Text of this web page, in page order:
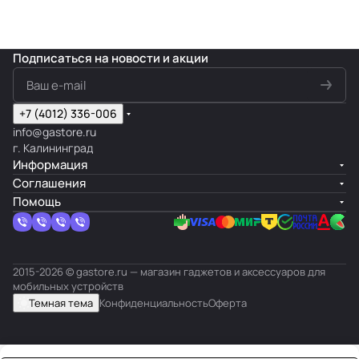
Подписаться на новости и акции
+7 (4012) 336-006
info@gastore.ru
г. Калининград
Информация
Соглашения
Помощь
2015-2026 © gastore.ru — магазин гаджетов и аксессуаров для
мобильных устройств
Темная тема КонфиденциальностьОферта